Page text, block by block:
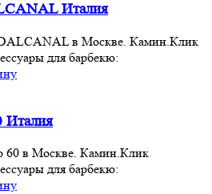
Италия
в Москве. Камин.Клик
для барбекю:
60 в Москве. Камин.Клик
для барбекю: